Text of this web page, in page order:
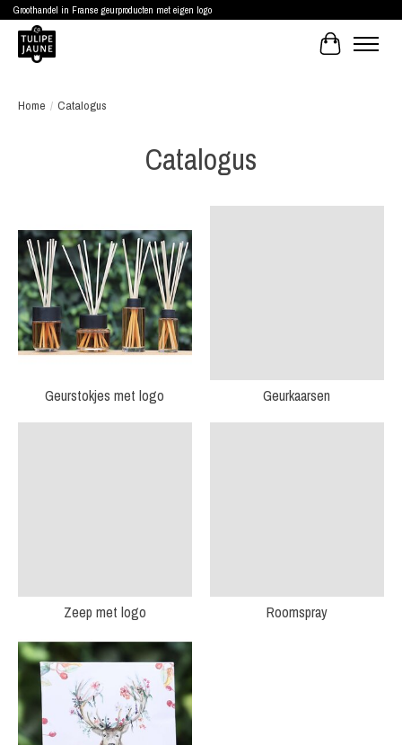
Groothandel in Franse geurproducten met eigen logo
Winkelwagen
Home / Catalogus
Catalogus
Geurstokjes met logo Geurkaarsen
Zeep met logo Roomspray